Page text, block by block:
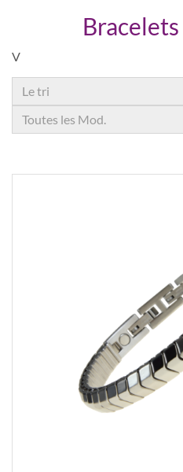
V
Le tri
Toutes les Mod.